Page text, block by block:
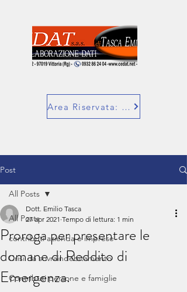
Area Riservata: SuperBill
Post
All Posts
contributi azienda e imprese
Crisi da sovraindebitamento
Contributi persone e famiglie
All Posts
Proroga per presentare le
domane di Reddito di
Emergenza.
Dott. Emilio Tasca
27 apr 2021 Tempo di lettura: 1 min